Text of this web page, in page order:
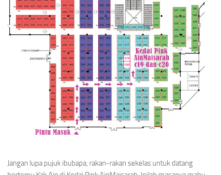
Jangan lupa pujuk ibubapa, rakan-rakan sekelas untuk datang